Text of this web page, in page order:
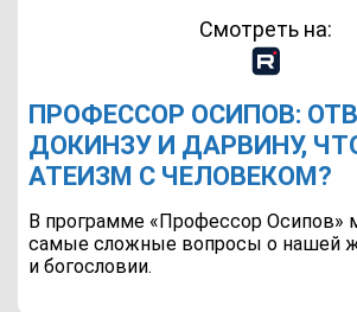
Смотреть на:
ПРОФЕССОР ОСИПОВ:
ДОКИНЗУ И ДАРВИНУ,
АТЕИЗМ С ЧЕЛОВЕКОМ?
В программе «Профессор Осипов»
самые сложные вопросы о нашей
и богословии.